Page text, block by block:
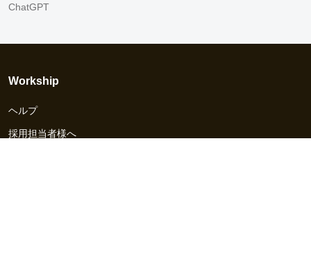
ChatGPT
Workship
ヘルプ
採用担当者様へ